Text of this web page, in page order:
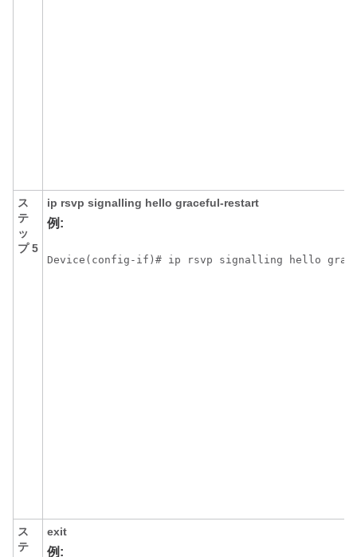
ス
テ
ッ
プ 5
ip rsvp signalling hello graceful-restart
例:
Device(config-if)# ip rsvp signalling hello
ス
テ
exit
例: